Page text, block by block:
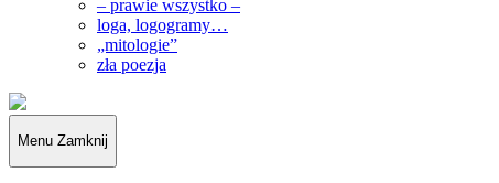
– prawie wszystko –
loga, logogramy…
„mitologie”
zła poezja
„Obywatele…”
Menu Zamknij